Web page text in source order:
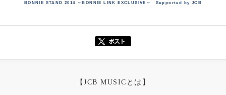
BONNIE STAND 2014 ～BONNIE LINK EXCLUSIVE～ Supported by JCB
【JCB MUSICとは】